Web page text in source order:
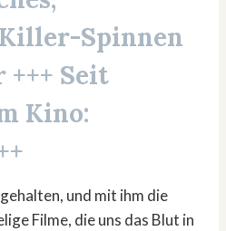
Spinnen
Seit
Kino:
und mit ihm die
Filme, die uns das Blut in